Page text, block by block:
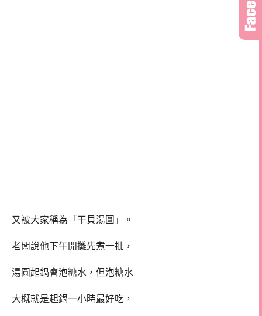
又被大家稱為「干貝湯圓」。
老闆說他下午開攤先煮一批，
湯圓起鍋會泡糖水，但泡糖水
大概就是起鍋一小時最好吃，